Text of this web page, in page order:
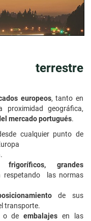
europeos, tanto en
proximidad geográfica,
mercado portugués.
cualquier punto de
frigoríficos, grandes
respetando las normas
de sus
transporte.
o deembalajesen las